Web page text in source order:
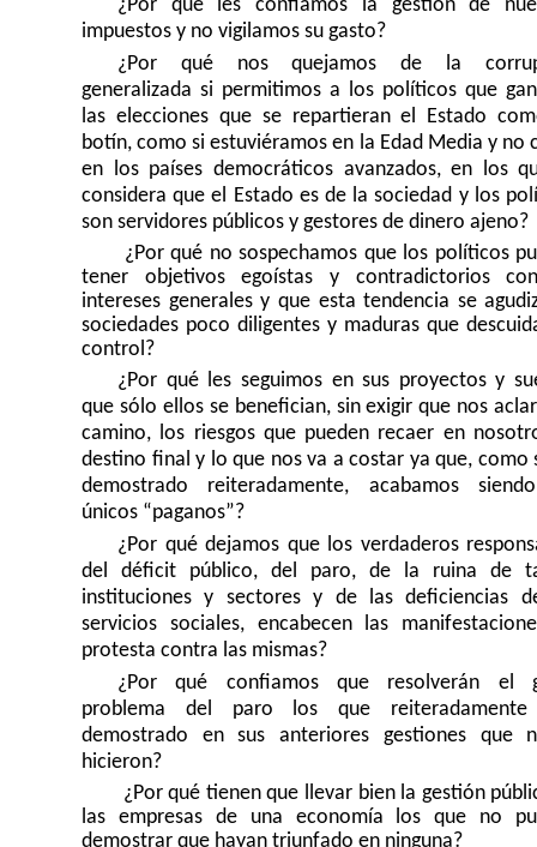
¿Por qué les confiamos la gestión de
impuestos y no vigilamos su gasto?
¿Por qué nos quejamos de la
generalizada si permitimos a los políticos que
las elecciones que se repartieran el Estado
botín, como si estuviéramos en la Edad Media y no
en los países democráticos avanzados, en los
considera que el Estado es de la sociedad y los
son servidores públicos y gestores de dinero ajeno?
¿Por qué no sospechamos que los políticos
tener objetivos egoístas y contradictorios
intereses generales y que esta tendencia se
sociedades poco diligentes y maduras que
control?
¿Por qué les seguimos en sus proyectos y
que sólo ellos se benefician, sin exigir que nos
camino, los riesgos que pueden recaer en
destino final y lo que nos va a costar ya que, como
demostrado reiteradamente, acabamos
únicos “paganos”?
¿Por qué dejamos que los verdaderos
del déficit público, del paro, de la ruina de
instituciones y sectores y de las deficiencias
servicios sociales, encabecen las
protesta contra las mismas?
¿Por qué confiamos que resolverán el
problema del paro los que
demostrado en sus anteriores gestiones que
hicieron?
¿Por qué tienen que llevar bien la gestión
las empresas de una economía los que no
demostrar que hayan triunfado en ninguna?